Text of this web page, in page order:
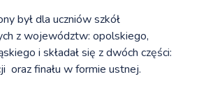
był dla uczniów szkół
z województw: opolskiego,
i składał się z dwóch części:
oraz finału w formie ustnej.